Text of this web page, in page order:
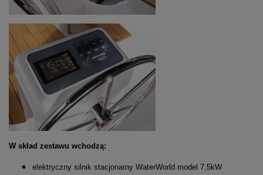
W skład zestawu wchodzą:
elektryczny silnik stacjonarny WaterWorld model 7,5kW